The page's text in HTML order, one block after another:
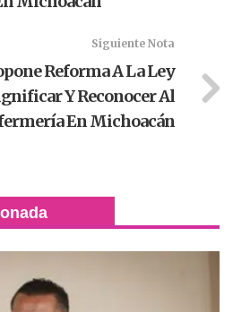
Siguiente Nota
Reforma A La Ley
Y Reconocer Al
En Michoacán